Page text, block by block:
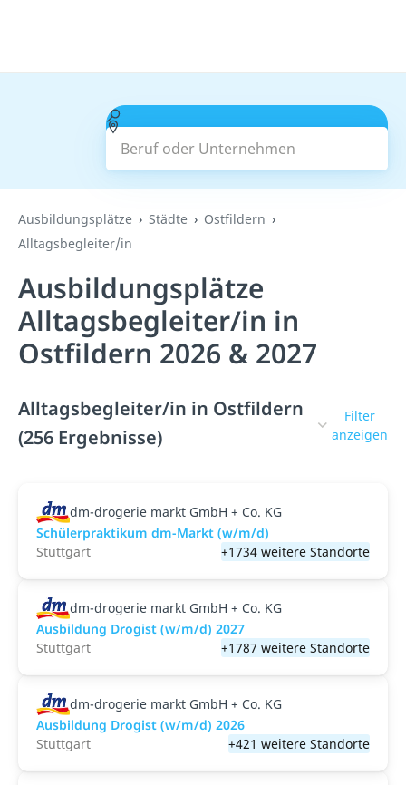
Beruf oder Unternehmen
Suchen
Ausbildungsplätze Städte
Ostfildern
Alltagsbegleiter/in
Ausbildungsplätze
Alltagsbegleiter/in in
Ostfildern 2026 & 2027
Alltagsbegleiter/in in Ostfildern
(256 Ergebnisse)
Filter
anzeigen
dm-drogerie markt GmbH + Co. KG
Schülerpraktikum dm-Markt (w/m/d)
Stuttgart
+1734 weitere Standorte
dm-drogerie markt GmbH + Co. KG
Ausbildung Drogist (w/m/d) 2027
Stuttgart
+1787 weitere Standorte
dm-drogerie markt GmbH + Co. KG
Ausbildung Drogist (w/m/d) 2026
Stuttgart
+421 weitere Standorte